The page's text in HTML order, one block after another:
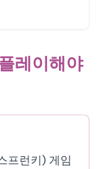
레이해야
프런키) 게임